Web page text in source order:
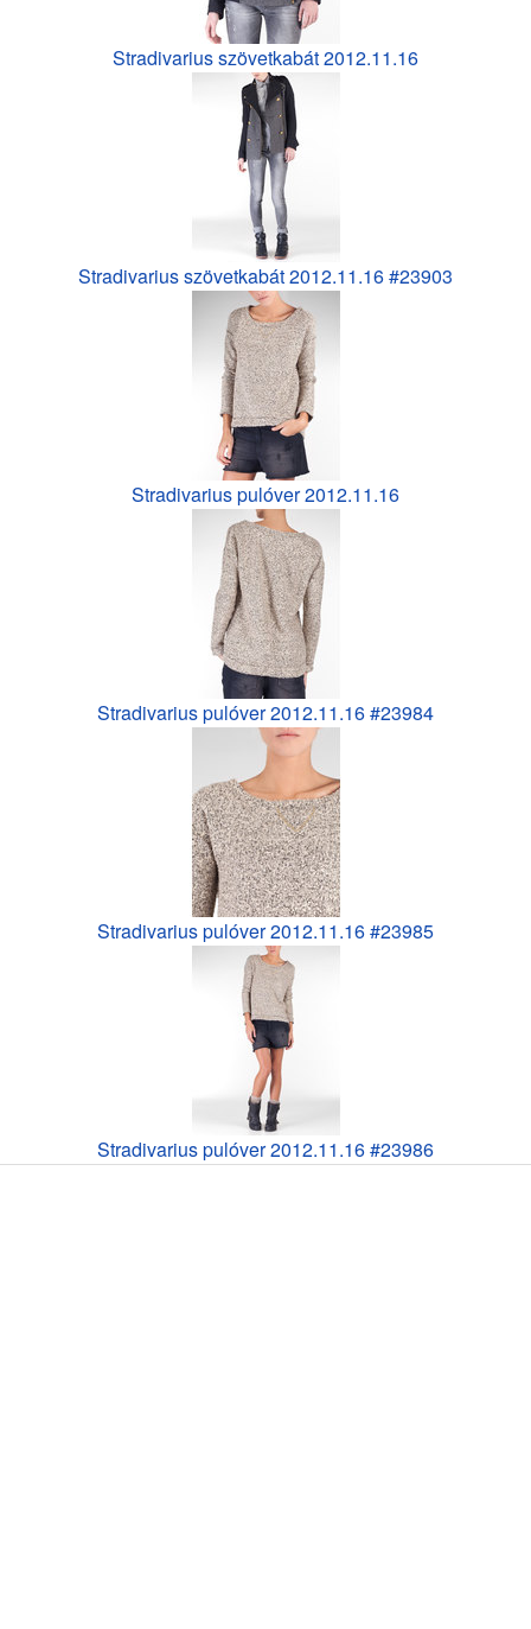
Stradivarius szövetkabát 2012.11.16
Stradivarius szövetkabát 2012.11.16 #23903
Stradivarius pulóver 2012.11.16
Stradivarius pulóver 2012.11.16 #23984
Stradivarius pulóver 2012.11.16 #23985
Stradivarius pulóver 2012.11.16 #23986